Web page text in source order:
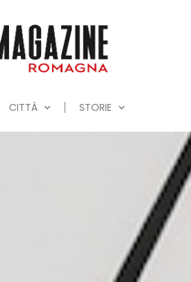
CITTÀ STORIE